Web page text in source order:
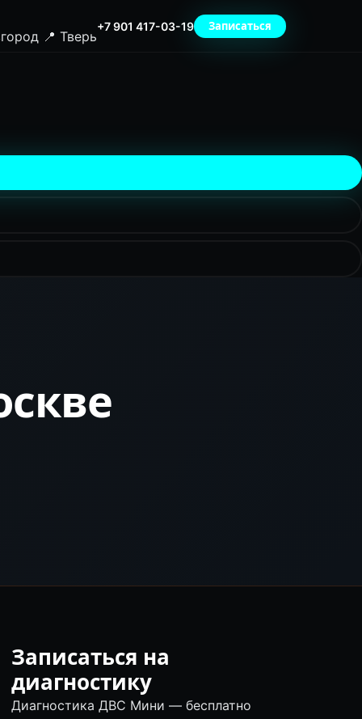
📍 Тверь
+7 901 417-03-19 Записаться
Записаться на
диагностику
Диагностика ДВС Мини — бесплатно